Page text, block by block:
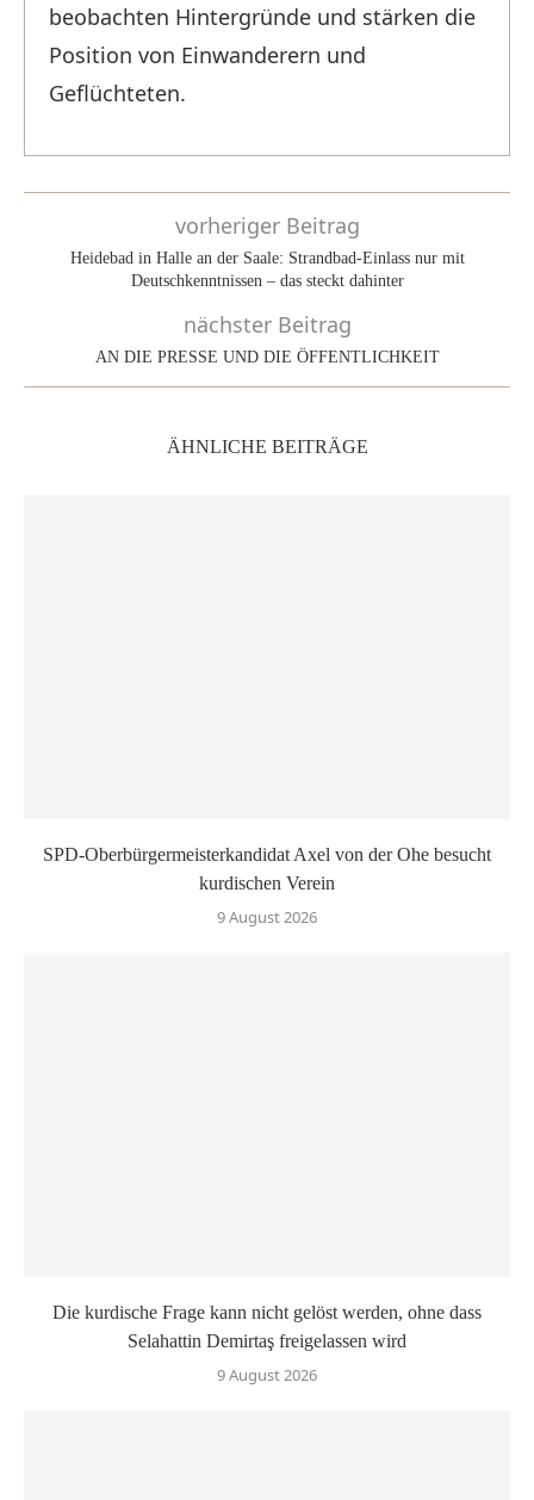
beobachten Hintergründe und stärken die
Position von Einwanderern und
Geflüchteten.
vorheriger Beitrag
Heidebad in Halle an der Saale: Strandbad-Einlass nur mit
Deutschkenntnissen – das steckt dahinter
nächster Beitrag
AN DIE PRESSE UND DIE ÖFFENTLICHKEIT
ÄHNLICHE BEITRÄGE
SPD-Oberbürgermeisterkandidat Axel von der Ohe besucht
kurdischen Verein
9 August 2026
Die kurdische Frage kann nicht gelöst werden, ohne dass
Selahattin Demirtaş freigelassen wird
9 August 2026